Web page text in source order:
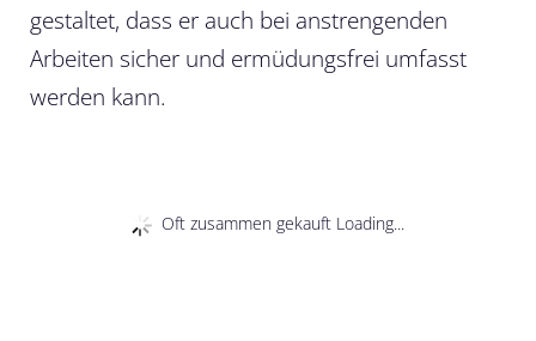
gestaltet, dass er auch bei anstrengenden
Arbeiten sicher und ermüdungsfrei umfasst
werden kann.
Oft zusammen gekauft Loading...